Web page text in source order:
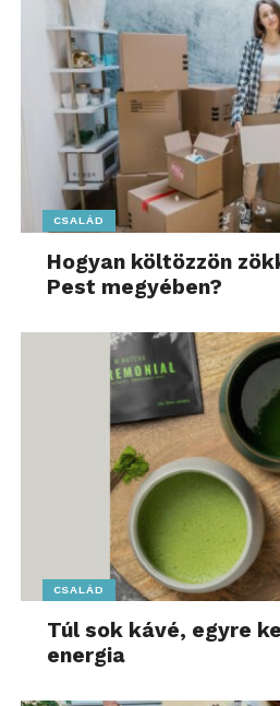
CSALÁD
Hogyan költözzön
Pest megyében?
CSALÁD
Túl sok kávé, egyre
energia